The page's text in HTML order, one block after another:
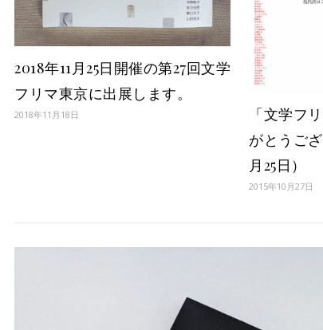
2018年11月25日開催の第27回文学
フリマ東京に出展します。
2018年11月18日
「文学フ
がとうご
月25日）
2015年10月27日